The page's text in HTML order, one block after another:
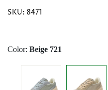
SKU: 8471
Color: Beige 721